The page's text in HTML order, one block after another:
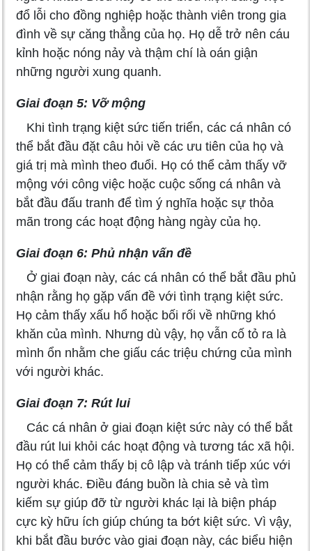
đổ lỗi cho đồng nghiệp hoặc thành viên trong gia
đình về sự căng thẳng của họ. Họ dễ trở nên cáu
kỉnh hoặc nóng nảy và thậm chí là oán giận
những người xung quanh.
Giai đoạn 5: Vỡ mộng
Khi tình trạng kiệt sức tiến triển, các cá nhân có
thể bắt đầu đặt câu hỏi về các ưu tiên của họ và
giá trị mà mình theo đuổi. Họ có thể cảm thấy vỡ
mộng với công việc hoặc cuộc sống cá nhân và
bắt đầu đấu tranh để tìm ý nghĩa hoặc sự thỏa
mãn trong các hoạt động hàng ngày của họ.
Giai đoạn 6: Phủ nhận vấn đề
Ở giai đoạn này, các cá nhân có thể bắt đầu phủ
nhận rằng họ gặp vấn đề với tình trạng kiệt sức.
Họ cảm thấy xấu hổ hoặc bối rối về những khó
khăn của mình. Nhưng dù vậy, họ vẫn cố tỏ ra là
mình ổn nhằm che giấu các triệu chứng của mình
với người khác.
Giai đoạn 7: Rút lui
Các cá nhân ở giai đoạn kiệt sức này có thể bắt
đầu rút lui khỏi các hoạt động và tương tác xã hội.
Họ có thể cảm thấy bị cô lập và tránh tiếp xúc với
người khác. Điều đáng buồn là chia sẻ và tìm
kiếm sự giúp đỡ từ người khác lại là biện pháp
cực kỳ hữu ích giúp chúng ta bớt kiệt sức. Vì vậy,
khi bắt đầu bước vào giai đoạn này, các biểu hiện